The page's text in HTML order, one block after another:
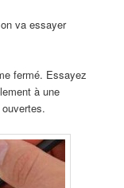
va essayer
fermé. Essayez
à une